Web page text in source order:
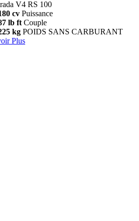
V4 RS 100
cv Puissance
lb ft Couple
kg POIDS SANS CARBURANT
Plus